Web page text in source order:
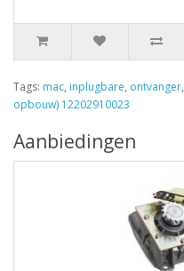
Tags: mac, inplugbare, ontvanger,
opbouw) 12202910023
Aanbiedingen